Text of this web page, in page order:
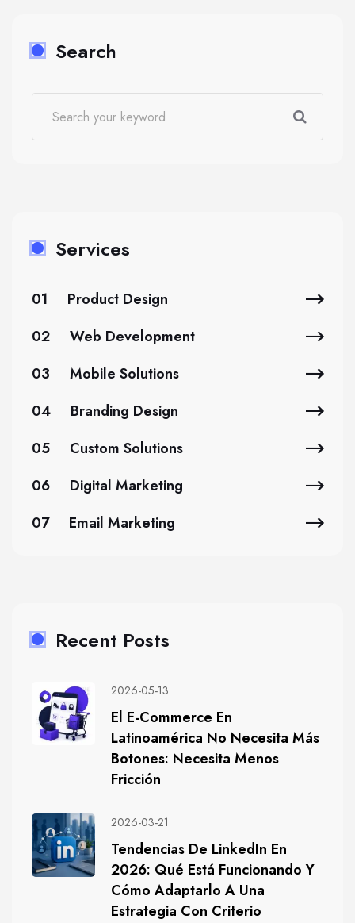
Search
Services
01
Product Design
02
Web Development
03
Mobile Solutions
04
Branding Design
05
Custom Solutions
06
Digital Marketing
07
Email Marketing
Recent Posts
2026-05-13
El E-Commerce En
Latinoamérica No Necesita Más
Botones: Necesita Menos
Fricción
2026-03-21
Tendencias De LinkedIn En
2026: Qué Está Funcionando Y
Cómo Adaptarlo A Una
Estrategia Con Criterio